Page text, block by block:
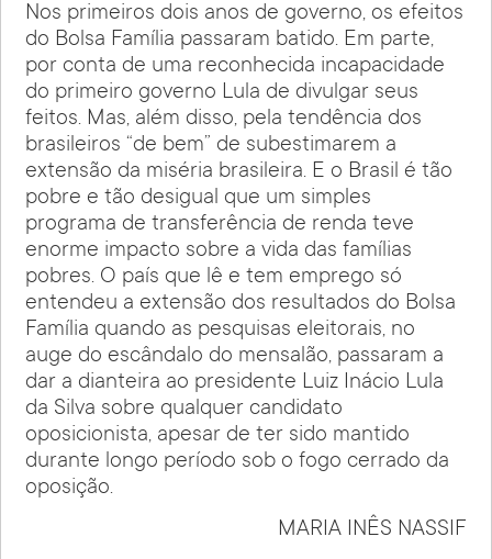
Nos primeiros dois anos de governo, os efeitos
do Bolsa Família passaram batido. Em parte,
por conta de uma reconhecida incapacidade
do primeiro governo Lula de divulgar seus
feitos. Mas, além disso, pela tendência dos
brasileiros “de bem” de subestimarem a
extensão da miséria brasileira. E o Brasil é tão
pobre e tão desigual que um simples
programa de transferência de renda teve
enorme impacto sobre a vida das famílias
pobres. O país que lê e tem emprego só
entendeu a extensão dos resultados do Bolsa
Família quando as pesquisas eleitorais, no
auge do escândalo do mensalão, passaram a
dar a dianteira ao presidente Luiz Inácio Lula
da Silva sobre qualquer candidato
oposicionista, apesar de ter sido mantido
durante longo período sob o fogo cerrado da
oposição.
MARIA INÊS NASSIF